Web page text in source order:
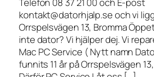
kontakt@datorhjalp.se och vi
Orrspelsvägen 13, Bromma
inte dator? Vi hjälper dej. Vi
Mac PC Service ( Nytt namn
funnits 11 år på Orrspelsvägen